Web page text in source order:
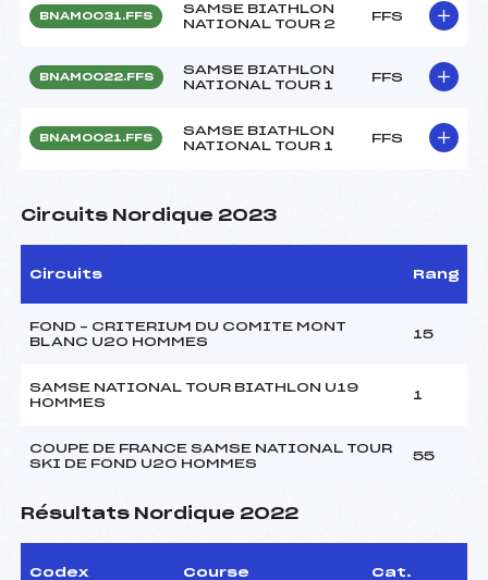
BNAM0031.FFS
SAMSE BIATHLON
NATIONAL TOUR 2
FFS
BNAM0022.FFS
SAMSE BIATHLON
NATIONAL TOUR 1
FFS
BNAM0021.FFS
SAMSE BIATHLON
NATIONAL TOUR 1
FFS
Circuits Nordique 2023
Circuits Rang
FOND – CRITERIUM DU COMITE MONT
BLANC U20 HOMMES
15
SAMSE NATIONAL TOUR BIATHLON U19
HOMMES
1
COUPE DE FRANCE SAMSE NATIONAL TOUR
SKI DE FOND U20 HOMMES
55
Résultats Nordique 2022
Codex Course Cat.